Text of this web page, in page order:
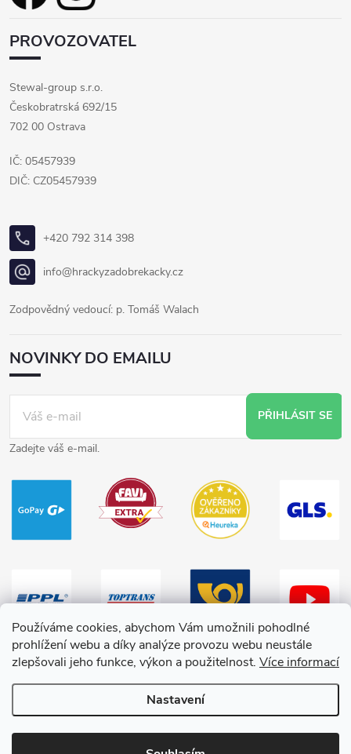
Používáme cookies, abychom Vám umožnili pohodlné
prohlížení webu a díky analýze provozu webu neustále
zlepšovali jeho funkce, výkon a použitelnost. Více informací
Nastavení
PROVOZOVATEL
Stewal-group s.r.o.
Českobratrská 692/15
702 00 Ostrava
IČ: 05457939
DIČ: CZ05457939
+420 792 314 398
info@hrackyzadobrekacky.cz
Zodpovědný vedoucí: p. Tomáš Walach
NOVINKY DO EMAILU
PŘIHLÁSIT SE
Zadejte váš e-mail.